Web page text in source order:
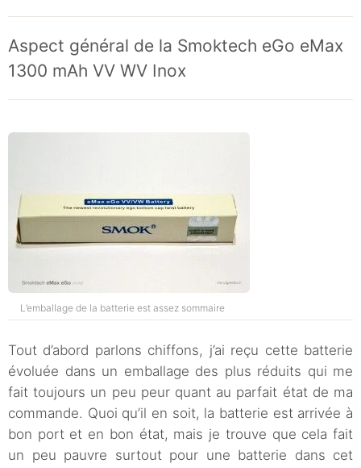
Aspect général de la Smoktech eGo eMax
1300 mAh VV WV Inox
L’emballage de la batterie est assez sommaire
Tout d’abord parlons chiffons, j’ai reçu cette batterie
évoluée dans un emballage des plus réduits qui me
fait toujours un peu peur quant au parfait état de ma
commande. Quoi qu’il en soit, la batterie est arrivée à
bon port et en bon état, mais je trouve que cela fait
un peu pauvre surtout pour une batterie dans cet